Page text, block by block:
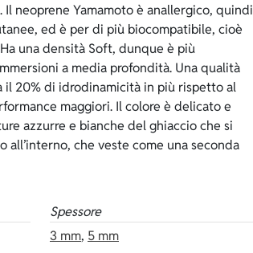
neoprene Yamamoto è anallergico, quindi
ed è per di più biocompatibile, cioè
una densità Soft, dunque è più
a media profondità. Una qualità
il 20% di idrodinamicità in più rispetto al
maggiori. Il colore è delicato e
azzurre e bianche del ghiaccio che si
all’interno, che veste come una seconda
tutte le caratteristiche che servono per
in apnea, perché oltre ha garantire una
termica, è anche estremamente
è più delicato e fragile rispetto al
occorre usare sempre dei lubrificanti. E’
Dello stesso neoprene ci sono anche le
Spessore
3 mm, 5 mm